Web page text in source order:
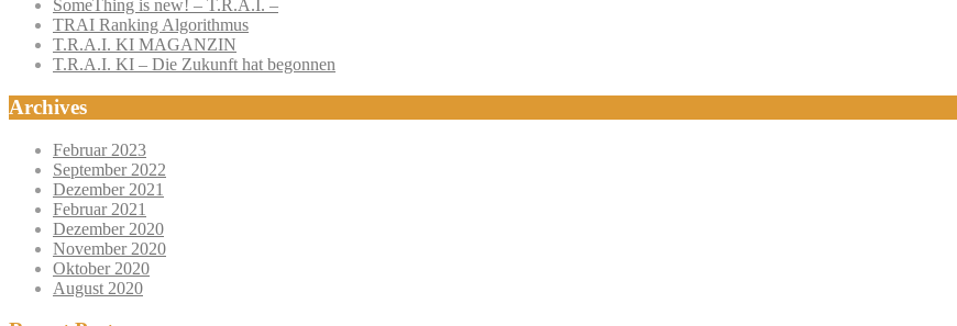
SomeThing is new! – T.R.A.I. –
TRAI Ranking Algorithmus
T.R.A.I. KI MAGANZIN
T.R.A.I. KI – Die Zukunft hat begonnen
Archives
Februar 2023
September 2022
Dezember 2021
Februar 2021
Dezember 2020
November 2020
Oktober 2020
August 2020